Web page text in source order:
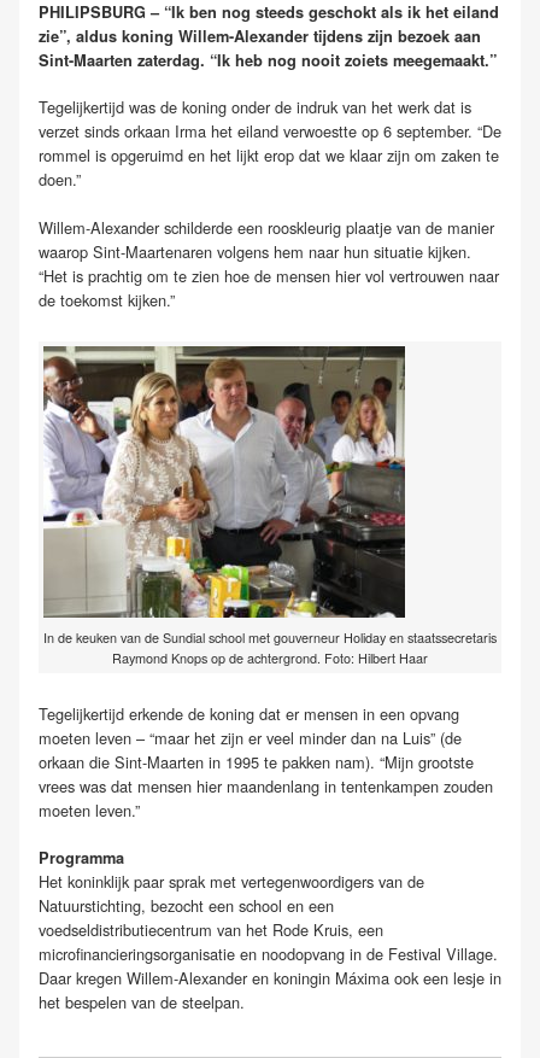
PHILIPSBURG – “Ik ben nog steeds geschokt als ik het eiland
zie”, aldus koning Willem-Alexander tijdens zijn bezoek aan
Sint-Maarten zaterdag. “Ik heb nog nooit zoiets meegemaakt.”
Tegelijkertijd was de koning onder de indruk van het werk dat is
verzet sinds orkaan Irma het eiland verwoestte op 6 september. “De
rommel is opgeruimd en het lijkt erop dat we klaar zijn om zaken te
doen.”
Willem-Alexander schilderde een rooskleurig plaatje van de manier
waarop Sint-Maartenaren volgens hem naar hun situatie kijken.
“Het is prachtig om te zien hoe de mensen hier vol vertrouwen naar
de toekomst kijken.”
In de keuken van de Sundial school met gouverneur Holiday en staatssecretaris
Raymond Knops op de achtergrond. Foto: Hilbert Haar
Tegelijkertijd erkende de koning dat er mensen in een opvang
moeten leven – “maar het zijn er veel minder dan na Luis” (de
orkaan die Sint-Maarten in 1995 te pakken nam). “Mijn grootste
vrees was dat mensen hier maandenlang in tentenkampen zouden
moeten leven.”
Programma
Het koninklijk paar sprak met vertegenwoordigers van de
Natuurstichting, bezocht een school en een
voedseldistributiecentrum van het Rode Kruis, een
microfinancieringsorganisatie en noodopvang in de Festival Village.
Daar kregen Willem-Alexander en koningin Máxima ook een lesje in
het bespelen van de steelpan.